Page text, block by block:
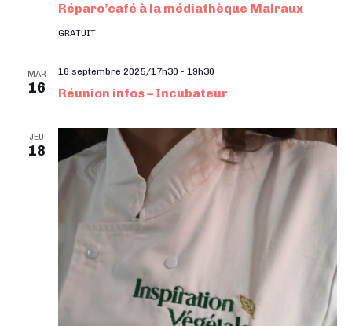
Réparo’café à la médiathèque Malraux
GRATUIT
MAR
16 Réunion infos – Incubateur
16 septembre 2025/17h30 - 19h30
JEU
18